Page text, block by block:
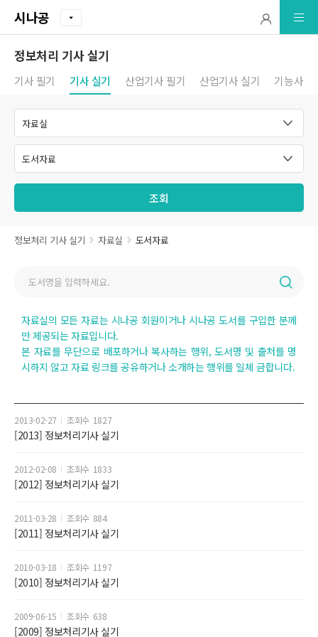
시나공
정보처리 기사 실기
기사 필기 기사 실기 산업기사 필기 산업기사 실기 기능사
조회
정보처리 기사 실기 자료실 도서자료
자료실의 모든 자료는 시나공 회원이거나 시나공 도서를 구입한 분께
만 제공되는 자료입니다.
본 자료를 무단으로 배포하거나 복사하는 행위, 도서명 및 출처를 명
시하지 않고 자료 링크를 공유하거나 소개하는 행위를 일체 금합니다.
[2013] 정보처리기사 실기
1827
2013-02-27
[2012] 정보처리기사 실기
1833
2012-02-08
[2011] 정보처리기사 실기
884
2011-03-28
[2010] 정보처리기사 실기
1197
2010-03-18
[2009] 정보처리기사 실기
638
2009-06-15